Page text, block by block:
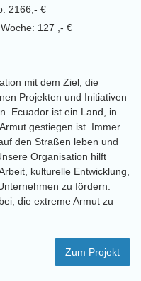
2166,- €
127 ,- €
mit dem Ziel, die
Projekten und Initiativen
Ecuador ist ein Land, in
gestiegen ist. Immer
den Straßen leben und
Organisation hilft
kulturelle Entwicklung,
zu fördern.
die extreme Armut zu
Zum Projekt